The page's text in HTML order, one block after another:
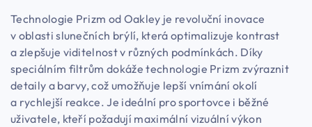
Technologie Prizm od Oakley je revoluční inovace
v oblasti slunečních brýlí, která optimalizuje kontrast
a zlepšuje viditelnost v různých podmínkách. Díky
speciálním filtrům dokáže technologie Prizm zvýraznit
detaily a barvy, což umožňuje lepší vnímání okolí
a rychlejší reakce. Je ideální pro sportovce i běžné
uživatele, kteří požadují maximální vizuální výkon